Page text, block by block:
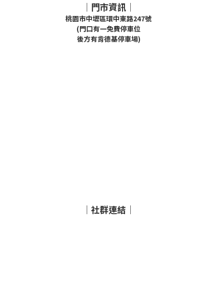
｜門市資訊｜
桃園市中壢區環中東路247號
(門口有一免費停車位
後方有肯德基停車場)
｜社群連結｜